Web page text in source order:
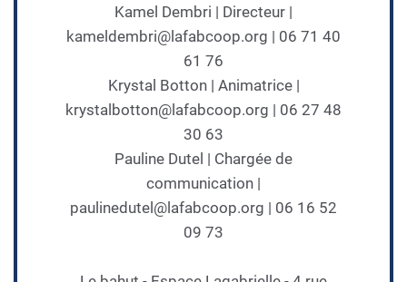
Kamel Dembri | Directeur |
kameldembri@lafabcoop.org | 06 71 40
61 76
Krystal Botton | Animatrice |
krystalbotton@lafabcoop.org | 06 27 48
30 63
Pauline Dutel | Chargée de
communication |
paulinedutel@lafabcoop.org | 06 16 52
09 73